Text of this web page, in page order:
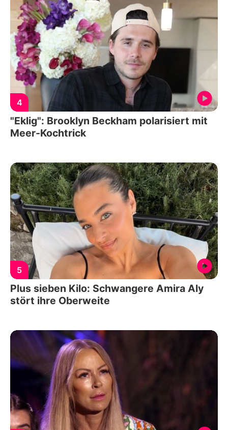
4
"Eklig": Brooklyn Beckham polarisiert mit
Meer-Kochtrick
5
Plus sieben Kilo: Schwangere Amira Aly
stört ihre Oberweite